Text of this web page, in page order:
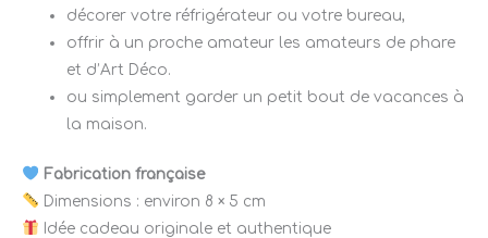
décorer votre réfrigérateur ou votre bureau,
offrir à un proche amateur les amateurs de phare
et d’Art Déco.
ou simplement garder un petit bout de vacances à
la maison.
Fabrication française
Dimensions : environ 8 × 5 cm
Idée cadeau originale et authentique